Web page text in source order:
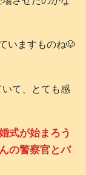
いますものね🐶
て、とても感
式が始まろう
の警察官とパ